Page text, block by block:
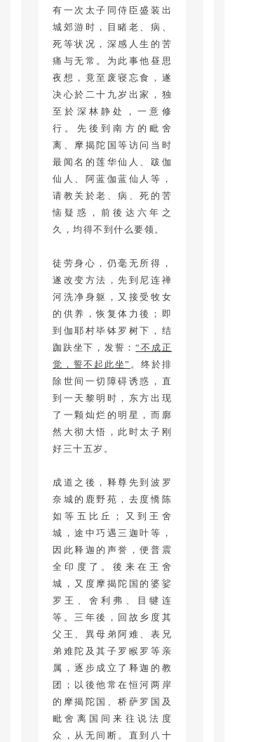
有一次太子同侍臣盛装出
城郊游时，目睹老、病、
死等状况，深感人生的苦
痛与无常。为此事他昼思
夜想，竟至废寝忘食，遂
决心於二十九岁出家，独
至於深林静处，一意修
行。先後到南方的毗舍
离、摩揭陀国等访问当时
最闻名的莲华仙人、跋伽
仙人、阿蓝伽蓝仙人等，
请教关於老、病、死的苦
恼疑惑，前後达六年之
久，均得不到什么要领。
徒劳身心，仍毫无所得，
遂改变方法，先到尼连禅
河洗净身躯，又接受牧女
的供养，恢复体力後；即
到伽耶村毕钵罗树下，结
跏趺坐下，发誓：“不成正
觉，誓不起此坐” 。终於排
除世间一切障碍诱惑，直
到一天黎明时，东方出现
了一颗灿烂的明星，而廓
然大彻大悟，此时太子刚
好三十五岁。
成道之後，释尊先到波罗
奈城的鹿野苑，去度憍陈
如等五比丘；又到王舍
城，途中巧遇三迦叶等，
因此释迦的声誉，便普震
全印度了。後来在王舍
城，又度摩揭陀国的婆娑
罗王、舍利弗、目犍连
等。三年後，回故乡度其
父王、異母弟阿难、表兄
弟难陀及其子罗睺罗等亲
属，逐步成立了释迦的教
团；以後他常在恒河两岸
的摩揭陀国、桥萨罗国及
毗舍离国间来往说法度
众，从无间断。直到八十